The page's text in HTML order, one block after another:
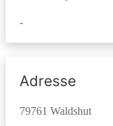
-
Adresse
79761 Waldshut